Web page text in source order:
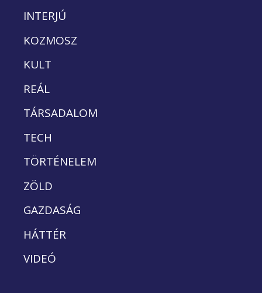
INTERJÚ
KOZMOSZ
KULT
REÁL
TÁRSADALOM
TECH
TÖRTÉNELEM
ZÖLD
GAZDASÁG
HÁTTÉR
VIDEÓ